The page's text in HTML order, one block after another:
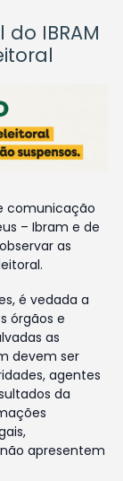
IBRAM
comunicação
– Ibram e de
as
é vedada a
órgãos e
as
devem ser
agentes
da
apresentem